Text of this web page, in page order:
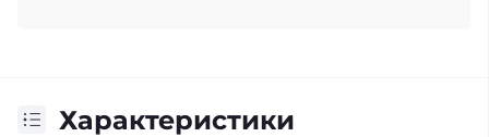
Характеристики